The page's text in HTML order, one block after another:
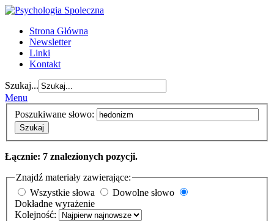
Strona Główna
Newsletter
Linki
Kontakt
Szukaj...
Menu
Poszukiwane słowo:
Szukaj
Łącznie: 7 znalezionych pozycji.
Znajdź materiały zawierające:
Wszystkie słowa
Dowolne słowo
Dokładne wyrażenie
Kolejność: